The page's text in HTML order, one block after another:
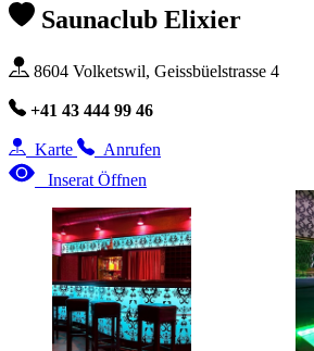
Saunaclub Elixier
8604 Volketswil, Geissbüelstrasse 4
+41 43 444 99 46
Karte
Anrufen
Inserat Öffnen